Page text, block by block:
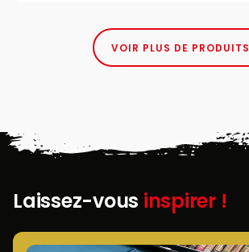
VOIR PLUS DE PRODUITS
Laissez-vous inspirer !